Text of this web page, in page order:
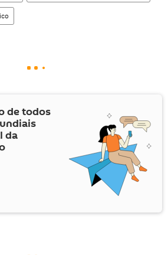
de todos
da